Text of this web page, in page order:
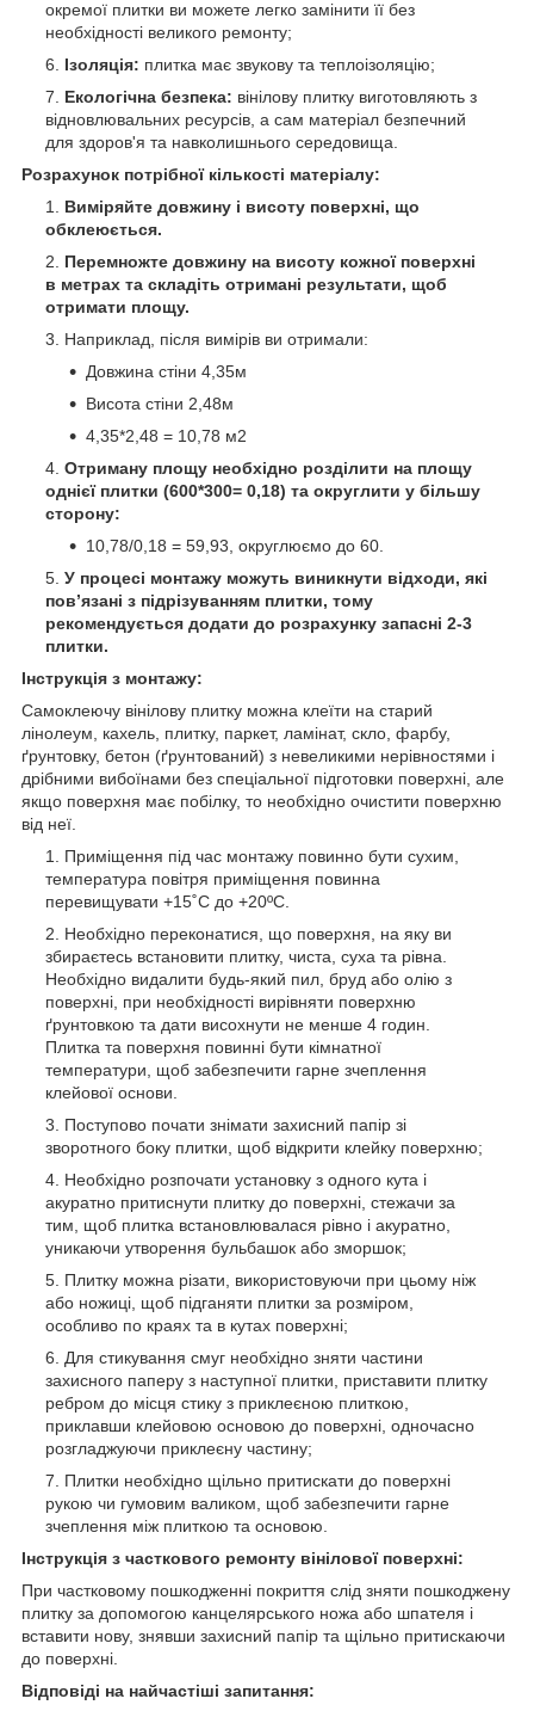
окремої плитки ви можете легко замінити її без
необхідності великого ремонту;
Ізоляція: плитка має звукову та теплоізоляцію;
Екологічна безпека: вінілову плитку виготовляють з
відновлювальних ресурсів, а сам матеріал безпечний
для здоров'я та навколишнього середовища.
Розрахунок потрібної кількості матеріалу:
Виміряйте довжину і висоту поверхні, що
обклеюється.
Перемножте довжину на висоту кожної поверхні
в метрах та складіть отримані результати, щоб
отримати площу.
Наприклад, після вимірів ви отримали:
Довжина стіни 4,35м
Висота стіни 2,48м
4,35*2,48 = 10,78 м2
Отриману площу необхідно розділити на площу
однієї плитки (600*300= 0,18) та округлити у більшу
сторону:
10,78/0,18 = 59,93, округлюємо до 60.
У процесі монтажу можуть виникнути відходи, які
пов’язані з підрізуванням плитки, тому
рекомендується додати до розрахунку запасні 2-3
плитки.
Інструкція з монтажу:
Самоклеючу вінілову плитку можна клеїти на старий
лінолеум, кахель, плитку, паркет, ламінат, скло, фарбу,
ґрунтовку, бетон (ґрунтований) з невеликими нерівностями і
дрібними вибоїнами без спеціальної підготовки поверхні, але
якщо поверхня має побілку, то необхідно очистити поверхню
від неї.
Приміщення під час монтажу повинно бути сухим,
температура повітря приміщення повинна
перевищувати +15˚С до +20ºС.
Необхідно переконатися, що поверхня, на яку ви
збираєтесь встановити плитку, чиста, суха та рівна.
Необхідно видалити будь-який пил, бруд або олію з
поверхні, при необхідності вирівняти поверхню
ґрунтовкою та дати висохнути не менше 4 годин.
Плитка та поверхня повинні бути кімнатної
температури, щоб забезпечити гарне зчеплення
клейової основи.
Поступово почати знімати захисний папір зі
зворотного боку плитки, щоб відкрити клейку поверхню;
Необхідно розпочати установку з одного кута і
акуратно притиснути плитку до поверхні, стежачи за
тим, щоб плитка встановлювалася рівно і акуратно,
уникаючи утворення бульбашок або зморшок;
Плитку можна різати, використовуючи при цьому ніж
або ножиці, щоб підганяти плитки за розміром,
особливо по краях та в кутах поверхні;
Для стикування смуг необхідно зняти частини
захисного паперу з наступної плитки, приставити плитку
ребром до місця стику з приклеєною плиткою,
приклавши клейовою основою до поверхні, одночасно
розгладжуючи приклеєну частину;
Плитки необхідно щільно притискати до поверхні
рукою чи гумовим валиком, щоб забезпечити гарне
зчеплення між плиткою та основою.
Інструкція з часткового ремонту вінілової поверхні:
При частковому пошкодженні покриття слід зняти пошкоджену
плитку за допомогою канцелярського ножа або шпателя і
вставити нову, знявши захисний папір та щільно притискаючи
до поверхні.
Відповіді на найчастіші запитання: